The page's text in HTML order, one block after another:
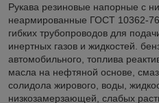
Рукава резиновые напорные с
неармированные ГОСТ 10362-
гибких трубопроводов для
инертных газов и жидкостей.
автомобильного, топлива
масла на нефтяной основе,
солидола жирового, воды,
низкозамерзающей, слабых